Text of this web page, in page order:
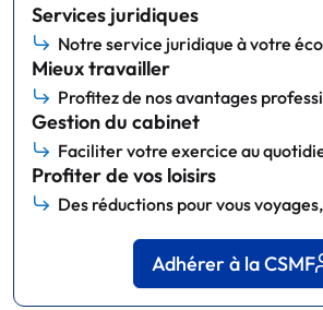
Services juridiques
Notre service juridique à votre
Mieux travailler
Profitez de nos avantages
Gestion du cabinet
Faciliter votre exercice au
Profiter de vos loisirs
Des réductions pour vous
Adhérer à la CSMF